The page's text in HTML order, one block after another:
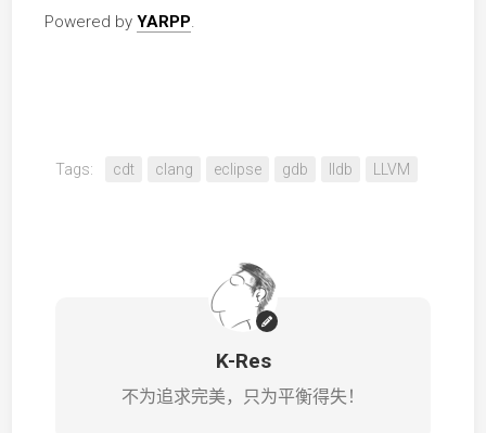
Powered by YARPP.
Tags: cdt clang eclipse gdb lldb LLVM
K-Res
不为追求完美，只为平衡得失！